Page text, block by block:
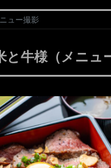
ュー撮影
と牛様（メニュ